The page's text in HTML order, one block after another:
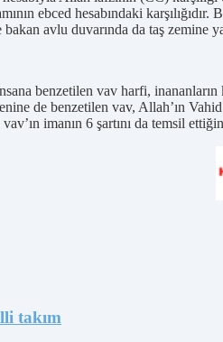
ebced hesabındaki
avlu duvarında da taş zemine
benzetilen vav harfi,
de benzetilen vav, Allah’ın
imanın 6 şartını da temsil
takım